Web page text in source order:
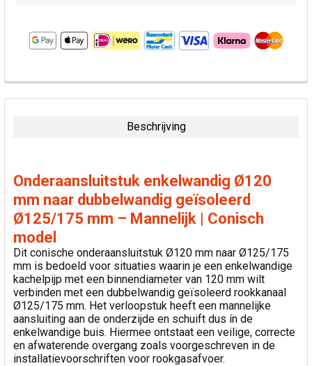
VAAK
SAMEN
VOEG
GESELECTEERDE
TOE AAN
WINKELWAGEN
Beschrijving
Onderaansluitstuk enkelwandig Ø120
mm naar dubbelwandig geïsoleerd
Ø125/175 mm – Mannelijk | Conisch
model
Dit conische onderaansluitstuk Ø120 mm naar Ø125/175
mm is bedoeld voor situaties waarin je een enkelwandige
kachelpijp met een binnendiameter van 120 mm wilt
verbinden met een dubbelwandig geïsoleerd rookkanaal
Ø125/175 mm. Het verloopstuk heeft een mannelijke
aansluiting aan de onderzijde en schuift dus ín de
enkelwandige buis. Hiermee ontstaat een veilige, correcte
en afwaterende overgang zoals voorgeschreven in de
installatievoorschriften voor rookgasafvoer.